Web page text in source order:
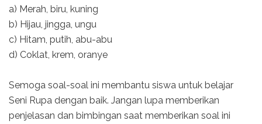
a) Merah, biru, kuning
b) Hijau, jingga, ungu
c) Hitam, putih, abu-abu
d) Coklat, krem, oranye
Semoga soal-soal ini membantu siswa untuk belajar
Seni Rupa dengan baik. Jangan lupa memberikan
penjelasan dan bimbingan saat memberikan soal ini